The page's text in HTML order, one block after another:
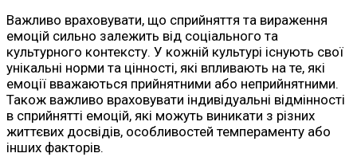
Важливо враховувати, що сприйняття та вираження
емоцій сильно залежить від соціального та
культурного контексту. У кожній культурі існують свої
унікальні норми та цінності, які впливають на те, які
емоції вважаються прийнятними або неприйнятними.
Також важливо враховувати індивідуальні відмінності
в сприйнятті емоцій, які можуть виникати з різних
життєвих досвідів, особливостей темпераменту або
інших факторів.